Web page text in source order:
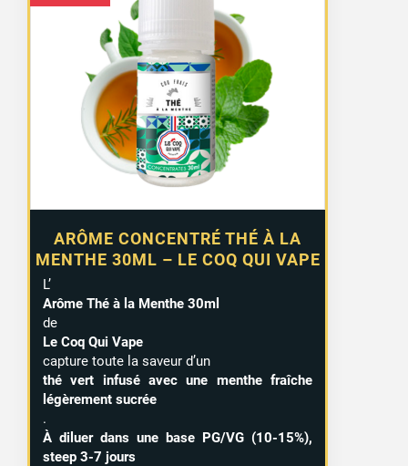
ARÔME CONCENTRÉ THÉ À LA
MENTHE 30ML – LE COQ QUI VAPE
L’
Arôme Thé à la Menthe 30ml
de
Le Coq Qui Vape
capture toute la saveur d’un
thé vert infusé avec une menthe fraîche
légèrement sucrée
.
À diluer dans une base PG/VG (10-15%),
steep 3-7 jours